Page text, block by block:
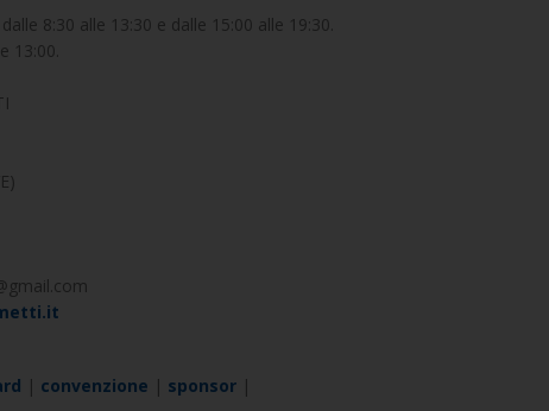
8:30 alle 13:30 e dalle 15:00 alle 19:30.
13:00.
| convenzione | sponsor |